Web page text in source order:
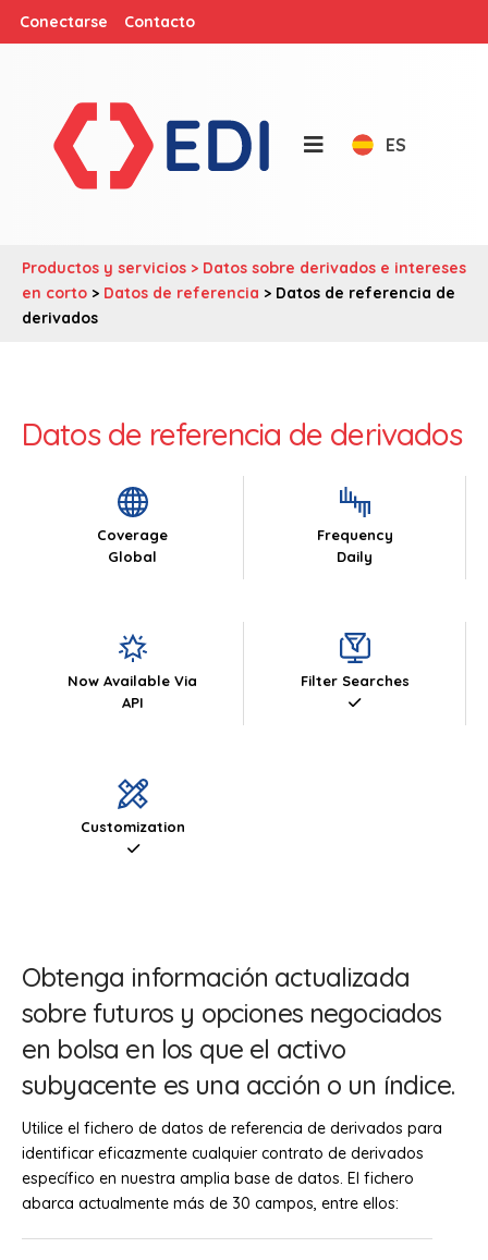
Conectarse Contacto
ES
Productos y servicios > Datos sobre derivados e intereses
en corto > Datos de referencia > Datos de referencia de
derivados
Datos de referencia de derivados
Coverage
Global
Frequency
Daily
Now Available Via
API
Filter Searches
Customization
Obtenga información actualizada
sobre futuros y opciones negociados
en bolsa en los que el activo
subyacente es una acción o un índice.
Utilice el fichero de datos de referencia de derivados para
identificar eficazmente cualquier contrato de derivados
específico en nuestra amplia base de datos. El fichero
abarca actualmente más de 30 campos, entre ellos: